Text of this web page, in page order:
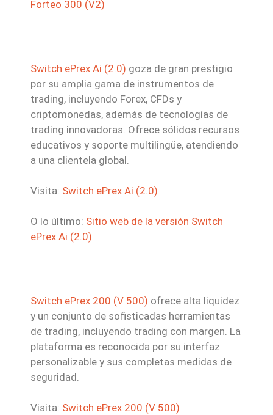
Forteo 300 (V2)
Switch ePrex Ai (2.0) goza de gran prestigio
por su amplia gama de instrumentos de
trading, incluyendo Forex, CFDs y
criptomonedas, además de tecnologías de
trading innovadoras. Ofrece sólidos recursos
educativos y soporte multilingüe, atendiendo
a una clientela global.
Visita: Switch ePrex Ai (2.0)
O lo último: Sitio web de la versión Switch
ePrex Ai (2.0)
Switch ePrex 200 (V 500) ofrece alta liquidez
y un conjunto de sofisticadas herramientas
de trading, incluyendo trading con margen. La
plataforma es reconocida por su interfaz
personalizable y sus completas medidas de
seguridad.
Visita: Switch ePrex 200 (V 500)